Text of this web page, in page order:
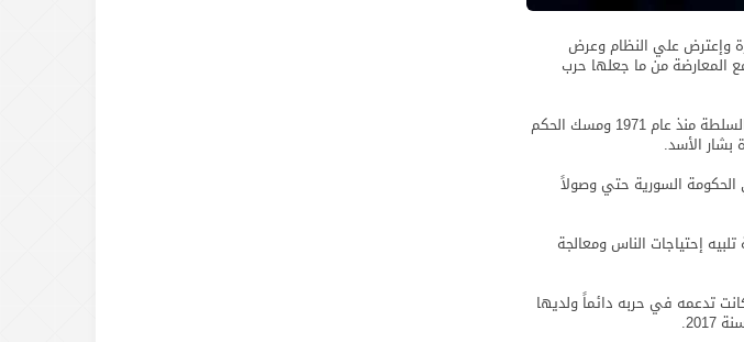
بعمل ثورة وإعترض علي النظام وعرض
المعارضة من ما جعلها حرب
دعمت تركيا الجيش السوي الحر وإنتهي حكم بشار الأسد , حكم عائلة الأسد منذ تولي حافظ الأسد السلطة منذ عام 1971 ومسك الحكم
الحكومة السورية حتي وصولاً
إحتياجات الناس ومعالجة
تدعمه في حربه دائماً ولديها